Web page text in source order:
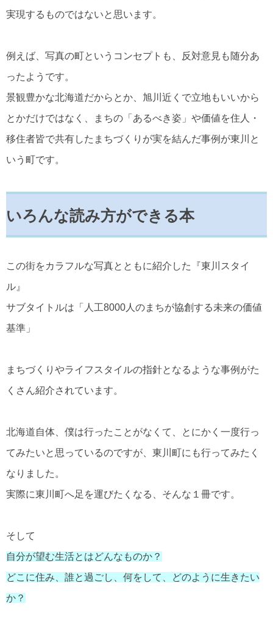
実現するものではないと思います。
例えば、写真の町というコンセプトも、反対意見も随分あ
ったようです。
景観豊かな北海道だからとか、旭川近くで立地もいいから
とかだけではなく、まちの「あるべき姿」や価値を住人・
移住者皆で共有したまちづくりが実を結んだ事例が東川と
いう町です。
いろんな読み方ができる本
この街をカラフルな写真とともに紹介した『東川スタイ
ル』
サブタイトルは「人工8000人のまちが協創する未来の価値
基準」
まちづくりやライフスタイルの指針となるような事例がた
くさん紹介されています。
北海道自体、僕は行ったことがなくて、とにかく一度行っ
てみたいと思っているのですが、東川町にも行ってみたく
なりました。
実際に東川町へ足を運びたくなる、そんな１冊です。
そして
自分が望む生活とはどんなものか？
どこに住み、誰と過ごし、何をして、どのように生きたい
か？